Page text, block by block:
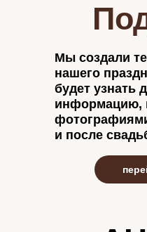
Мы создали
нашего
будет узнать
информацию,
и после